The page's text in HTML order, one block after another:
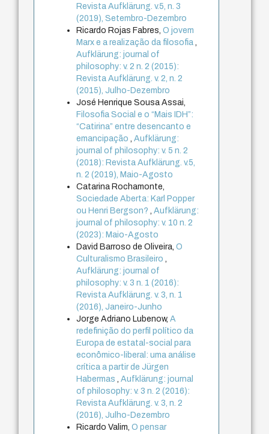
Revista Aufklärung. v.5, n. 3
(2019), Setembro-Dezembro
Ricardo Rojas Fabres,O jovem
Marx e a realização da filosofia,
Aufklärung: journal of
philosophy: v. 2 n. 2 (2015):
Revista Aufklärung. v. 2, n. 2
(2015), Julho-Dezembro
José Henrique Sousa Assai,
Filosofia Social e o “Mais IDH”:
“Catirina” entre desencanto e
emancipação,Aufklärung:
journal of philosophy: v. 5 n. 2
(2018): Revista Aufklärung. v.5,
n. 2 (2019), Maio-Agosto
Catarina Rochamonte,
Sociedade Aberta: Karl Popper
ou Henri Bergson?,Aufklärung:
journal of philosophy: v. 10 n. 2
(2023): Maio-Agosto
David Barroso de Oliveira,O
Culturalismo Brasileiro,
Aufklärung: journal of
philosophy: v. 3 n. 1 (2016):
Revista Aufklärung. v. 3, n. 1
(2016), Janeiro-Junho
Jorge Adriano Lubenow,A
redefinição do perfil político da
Europa de estatal-social para
econômico-liberal: uma análise
crítica a partir de Jürgen
Habermas,Aufklärung: journal
of philosophy: v. 3 n. 2 (2016):
Revista Aufklärung. v. 3, n. 2
(2016), Julho-Dezembro
Ricardo Valim,O pensar